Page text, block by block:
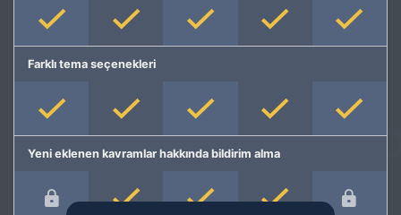
Farklı tema seçenekleri
Yeni eklenen kavramlar hakkında bildirim alma